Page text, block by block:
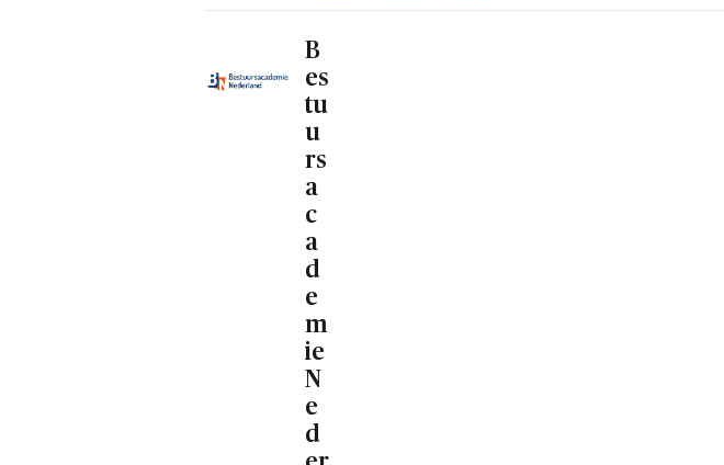
B
es
tu
u
rs
a
c
a
d
e
m
ie
N
e
d